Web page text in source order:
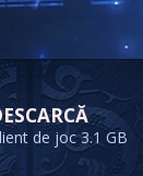
de joc 3.1 GB